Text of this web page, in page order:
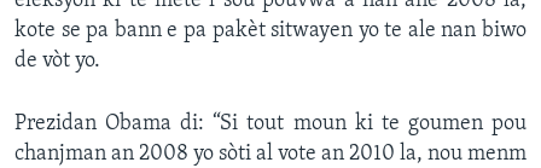
kote se pa bann e pa pakèt sitwayen yo te ale nan biwo
de vòt yo.
Prezidan Obama di: “Si tout moun ki te goumen pou
chanjman an 2008 yo sòti al vote an 2010 la, nou menm